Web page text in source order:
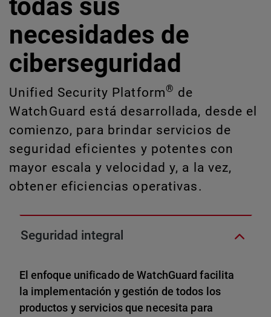
todas sus
necesidades de
ciberseguridad
Unified Security Platform® de
WatchGuard está desarrollada, desde el
comienzo, para brindar servicios de
seguridad eficientes y potentes con
mayor escala y velocidad y, a la vez,
obtener eficiencias operativas.
Seguridad integral
El enfoque unificado de WatchGuard facilita
la implementación y gestión de todos los
productos y servicios que necesita para